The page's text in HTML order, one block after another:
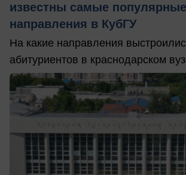
известны самые популярные
направления в КубГУ
На какие направления
абитуриентов в краснодарском